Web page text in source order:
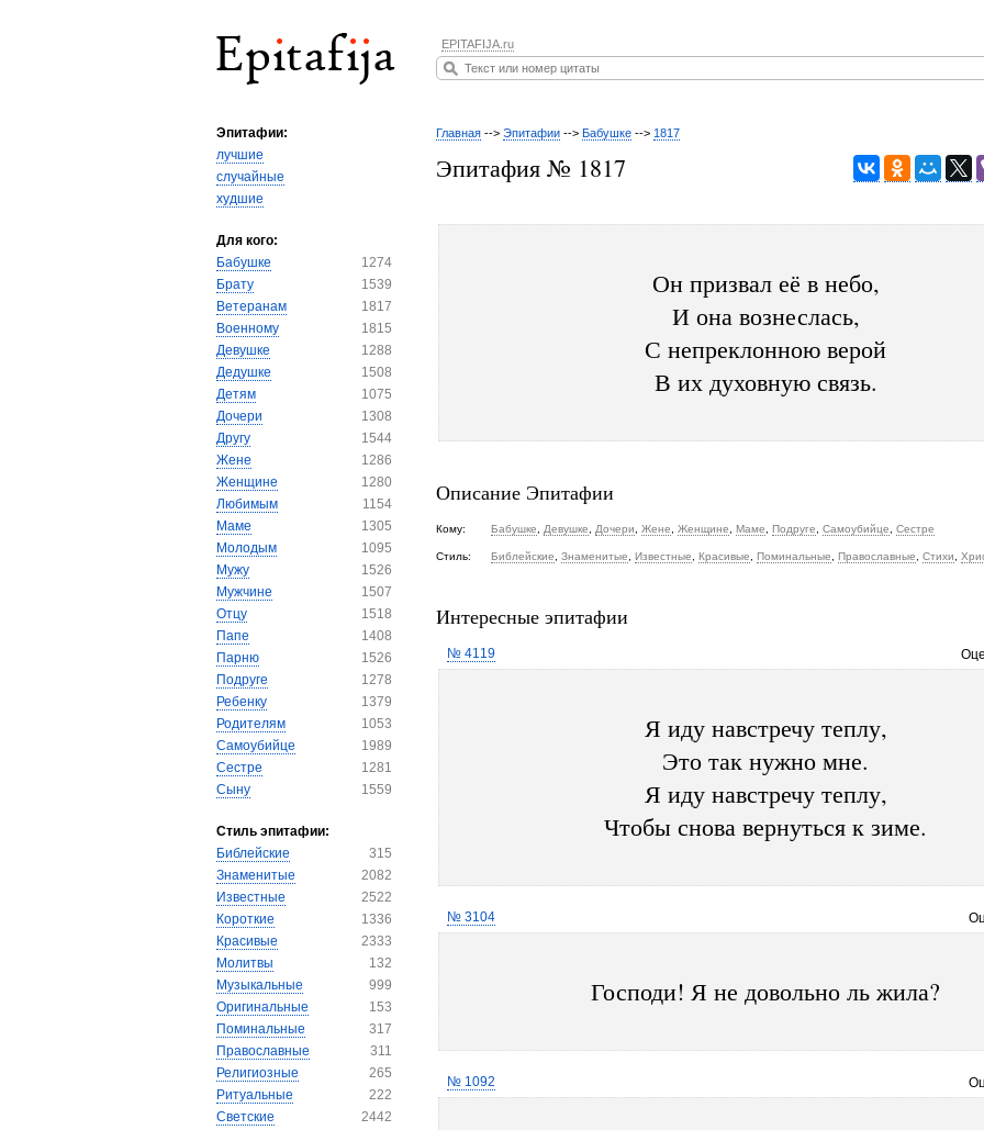
EPITAFIJA.ru
Эпитафии:
лучшие
случайные
худшие
Для кого:
Бабушке
1274
Брату
1539
Ветеранам
1817
Военному
1815
Девушке
1288
Дедушке
1508
Детям
1075
Дочери
1308
Другу
1544
Жене
1286
Женщине
1280
Любимым
1154
Маме
1305
Молодым
1095
Мужу
1526
Мужчине
1507
Отцу
1518
Папе
1408
Парню
1526
Подруге
1278
Ребенку
1379
Родителям
1053
Самоубийце
1989
Сестре
1281
Сыну
1559
Стиль эпитафии:
Библейские
315
Знаменитые
2082
Известные
2522
Короткие
1336
Красивые
2333
Молитвы
132
Музыкальные
999
Оригинальные
153
Поминальные
317
Православные
311
Религиозные
265
Ритуальные
222
Светские
2442
Главная --> Эпитафии --> Бабушке --> 1817
Эпитафия № 1817
Он призвал её в небо,
И она вознеслась,
С непреклонною верой
В их духовную связь.
Описание Эпитафии
Кому: Бабушке Девушке Дочери Жене Женщине Маме Подруге Самоубийце Сестре
Стиль: Библейские Знаменитые Известные Красивые Поминальные Православные Стихи
Интересные эпитафии
№ 4119
Я иду навстречу теплу,
Это так нужно мне.
Я иду навстречу теплу,
Чтобы снова вернуться к зиме.
№ 3104
Господи! Я не довольно ль жила?
№ 1092